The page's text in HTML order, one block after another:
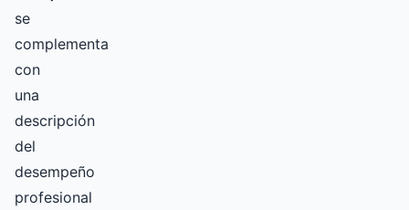
se
complementa
con
una
descripción
del
desempeño
profesional